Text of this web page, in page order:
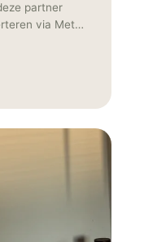
partner
via Meta.